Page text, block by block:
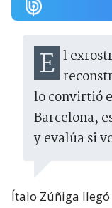
El exrostro de Chilevisión
lo convirtió
Barcelona,
y evalúa si
Ítalo Zúñiga